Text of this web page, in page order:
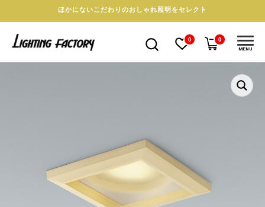
ほかにないこだわりのおしゃれ照明をセレクト
0 0
MENU